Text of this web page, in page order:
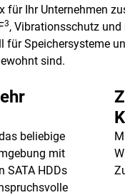
für Ihr Unternehmen
3, Vibrationsschutz und
für Speichersysteme
sind.
beliebige
mit
SATA HDDs